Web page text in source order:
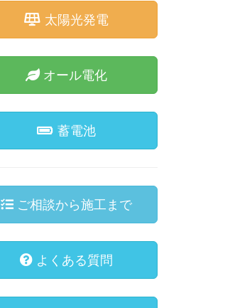
太陽光発電
オール電化
蓄電池
ご相談から施工まで
よくある質問